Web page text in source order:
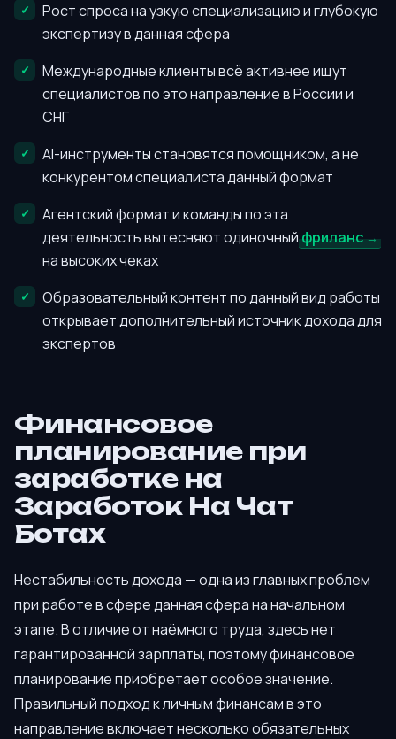
Рост спроса на узкую специализацию и глубокую
экспертизу в данная сфера
Международные клиенты всё активнее ищут
специалистов по это направление в России и
СНГ
AI-инструменты становятся помощником, а не
конкурентом специалиста данный формат
Агентский формат и команды по эта
деятельность вытесняют одиночныйфриланс
на высоких чеках
Образовательный контент по данный вид работы
открывает дополнительный источник дохода для
экспертов
Финансовое
планирование при
заработке на
Заработок На Чат
Ботах
Нестабильность дохода — одна из главных проблем
при работе в сфере данная сфера на начальном
этапе. В отличие от наёмного труда, здесь нет
гарантированной зарплаты, поэтому финансовое
планирование приобретает особое значение.
Правильный подход к личным финансам в это
направление включает несколько обязательных